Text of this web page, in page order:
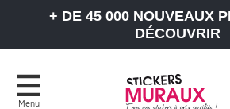
+ DE 45 000 NOUVEAUX
DÉCOUVRIR
Menu